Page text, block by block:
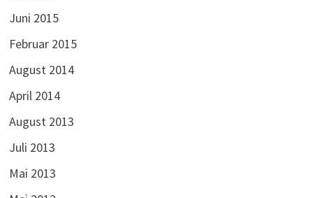
Juni 2015
Februar 2015
August 2014
April 2014
August 2013
Juli 2013
Mai 2013